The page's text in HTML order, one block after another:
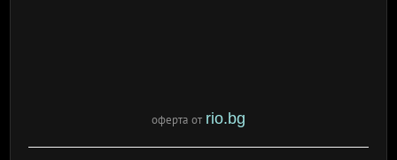
оферта от rio.bg